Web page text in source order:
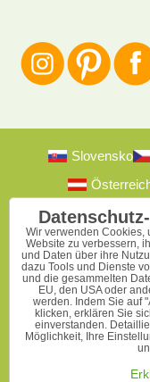
Slovensko
2009-2026 ©
Diese Seite ist durch
Wir verwenden Cookies,
Website zu verbessern,
und Daten über ihre
dazu Tools und Dienste
und die gesammelten
EU, den USA oder
werden. Indem Sie auf
klicken, erklären Sie
einverstanden.
Möglichkeit, Ihre